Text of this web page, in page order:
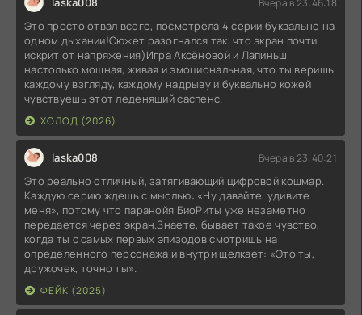
Это просто отвал всего, посмотрела 4 серии буквально на
одном дыхании!Сюжет разогнался так, что экран почти
искрит от напряжения)Игра Аксёновой и Лапиньш
настолько мощная, живая и эмоциональная, что ты веришь
каждому взгляду, каждому надрыву и буквально кожей
чувствуешь этот леденящий саспенс.
ХОЛОД (2026)
laska008 Вчера в 23:40:21
Это реально отличный, затягивающий цифровой кошмар.
Каждую серию ждешь с мыслью: «Ну давайте, удивите
меня», потому что паранойя БиоРиты уже незаметно
передается через экран.Знаете, бывает такое чувство,
когда ты с самых первых эпизодов смотришь на
определенного персонажа и внутри щелкает: «Это ты,
дружочек, точно ты».
ФЕЙК (2025)